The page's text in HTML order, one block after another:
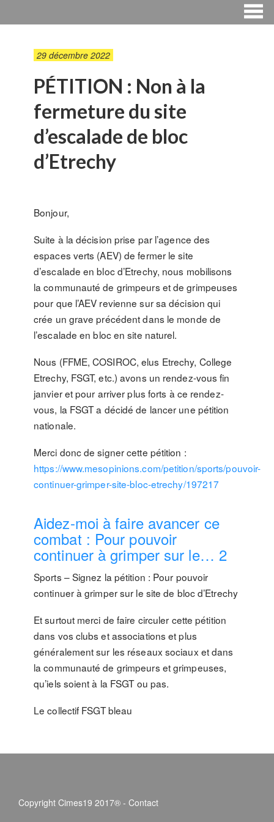
29 décembre 2022
PÉTITION : Non à la
fermeture du site
d’escalade de bloc
d’Etrechy
Bonjour,
Suite à la décision prise par l’agence des
espaces verts (AEV) de fermer le site
d’escalade en bloc d’Etrechy, nous mobilisons
la communauté de grimpeurs et de grimpeuses
pour que l’AEV revienne sur sa décision qui
crée un grave précédent dans le monde de
l’escalade en bloc en site naturel.
Nous (FFME, COSIROC, elus Etrechy, College
Etrechy, FSGT, etc.) avons un rendez-vous fin
janvier et pour arriver plus forts à ce rendez-
vous, la FSGT a décidé de lancer une pétition
nationale.
Merci donc de signer cette pétition :
https://www.mesopinions.com/petition/sports/pouvoir-
continuer-grimper-site-bloc-etrechy/197217
Aidez-moi à faire avancer ce
combat : Pour pouvoir
continuer à grimper sur le… 2
Sports – Signez la pétition : Pour pouvoir
continuer à grimper sur le site de bloc d’Etrechy
Et surtout merci de faire circuler cette pétition
dans vos clubs et associations et plus
généralement sur les réseaux sociaux et dans
la communauté de grimpeurs et grimpeuses,
qu’iels soient à la FSGT ou pas.
Le collectif FSGT bleau
Copyright Cimes19 2017® - Contact